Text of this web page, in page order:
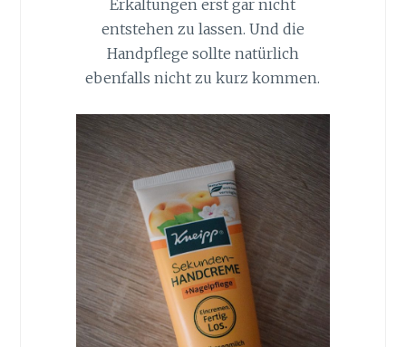
Erkältungen erst gar nicht
entstehen zu lassen. Und die
Handpflege sollte natürlich
ebenfalls nicht zu kurz kommen.